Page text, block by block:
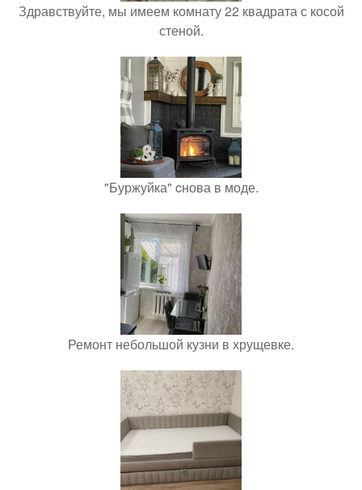
Здравствуйте, мы имеем комнату 22 квадрата с косой
стеной.
"Буржуйка" cнова в моде.
Ремонт небольшой кузни в хрущевке.